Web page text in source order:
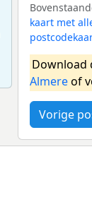
kaart met
Download
Almereof
Vorige